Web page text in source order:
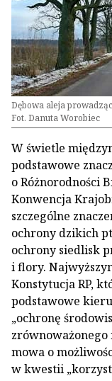
Dębowa aleja
Fot. Danuta Worobiec
W świetle
podstawowe
o Różnorodności
Konwencja
szczególne
ochrony dzikich
ochrony siedlisk
i flory.
Konstytucja RP,
podstawowe
„ochronę
mowa o
w kwestii